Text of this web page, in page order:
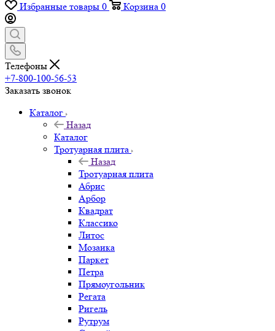
Избранные товары 0 Корзина 0
Телефоны
+7-800-100-56-53
Заказать звонок
Каталог
Назад
Каталог
Тротуарная плита
Назад
Тротуарная плита
Абрис
Арбор
Квадрат
Классико
Литос
Мозаика
Паркет
Петра
Прямоугольник
Регата
Ригель
Рутрум